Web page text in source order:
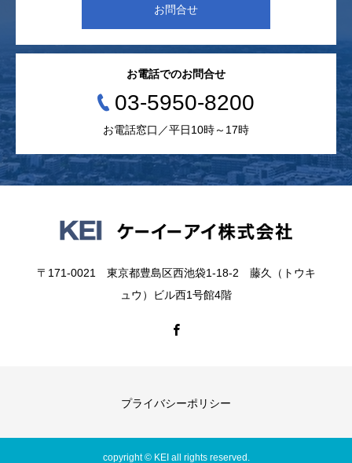
お問合せ
お電話でのお問合せ
03-5950-8200
お電話窓口／平日10時～17時
〒171-0021 東京都豊島区西池袋1-18-2 藤久（トウキ
ュウ）ビル西1号館4階
プライバシーポリシー
copyright © KEI all rights reserved.